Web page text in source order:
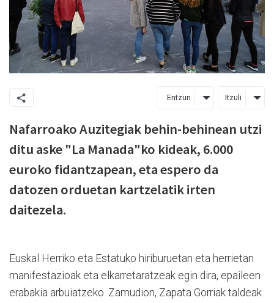
Entzun Itzuli
Nafarroako Auzitegiak behin-behinean utzi
ditu aske "La Manada"ko kideak, 6.000
euroko fidantzapean, eta espero da
datozen orduetan kartzelatik irten
daitezela.
Euskal Herriko eta Estatuko hiriburuetan eta herrietan
manifestazioak eta elkarretaratzeak egin dira, epaileen
erabakia arbuiatzeko. Zamudion, Zapata Gorriak taldeak